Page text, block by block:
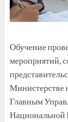
Обучение
мероприятий,
Министерстве
Главным
Национальной